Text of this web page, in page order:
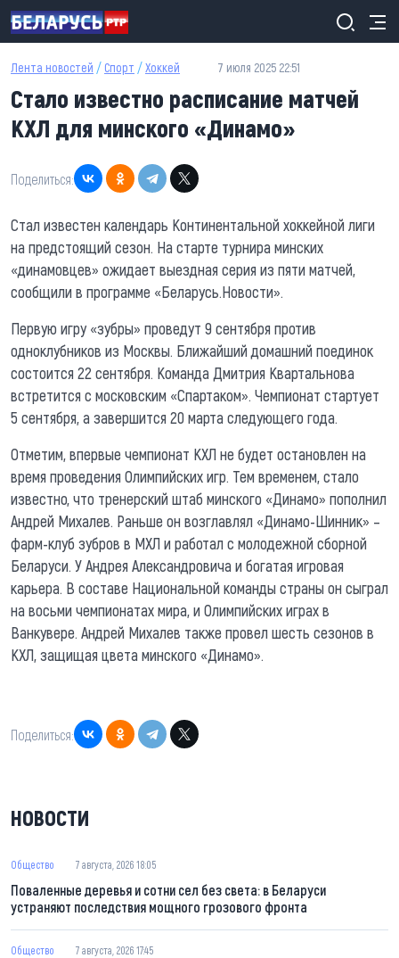
Перейти к основному содержанию
Лента новостей / Спорт /Хоккей 7 июля 2025 22:51
Стало известно расписание матчей
КХЛ для минского «Динамо»
Поделиться:
Стал известен календарь Континентальной хоккейной лиги
на предстоящий сезон. На старте турнира минских
«динамовцев» ожидает выездная серия из пяти матчей,
сообщили в программе «Беларусь.Новости».
Первую игру «зубры» проведут 9 сентября против
одноклубников из Москвы. Ближайший домашний поединок
состоится 22 сентября. Команда Дмитрия Квартальнова
встретится с московским «Спартаком». Чемпионат стартует
5 сентября, а завершится 20 марта следующего года.
Отметим, впервые чемпионат КХЛ не будет остановлен на
время проведения Олимпийских игр. Тем временем, стало
известно, что тренерский штаб минского «Динамо» пополнил
Андрей Михалев. Раньше он возглавлял «Динамо-Шинник» –
фарм-клуб зубров в МХЛ и работал с молодежной сборной
Беларуси. У Андрея Александровича и богатая игровая
карьера. В составе Национальной команды страны он сыграл
на восьми чемпионатах мира, и Олимпийских играх в
Ванкувере. Андрей Михалев также провел шесть сезонов в
КХЛ, защищая цвета минского «Динамо».
Поделиться:
НОВОСТИ
Общество 7 августа, 2026 18:05
Поваленные деревья и сотни сел без света: в Беларуси
устраняют последствия мощного грозового фронта
Общество 7 августа, 2026 17:45